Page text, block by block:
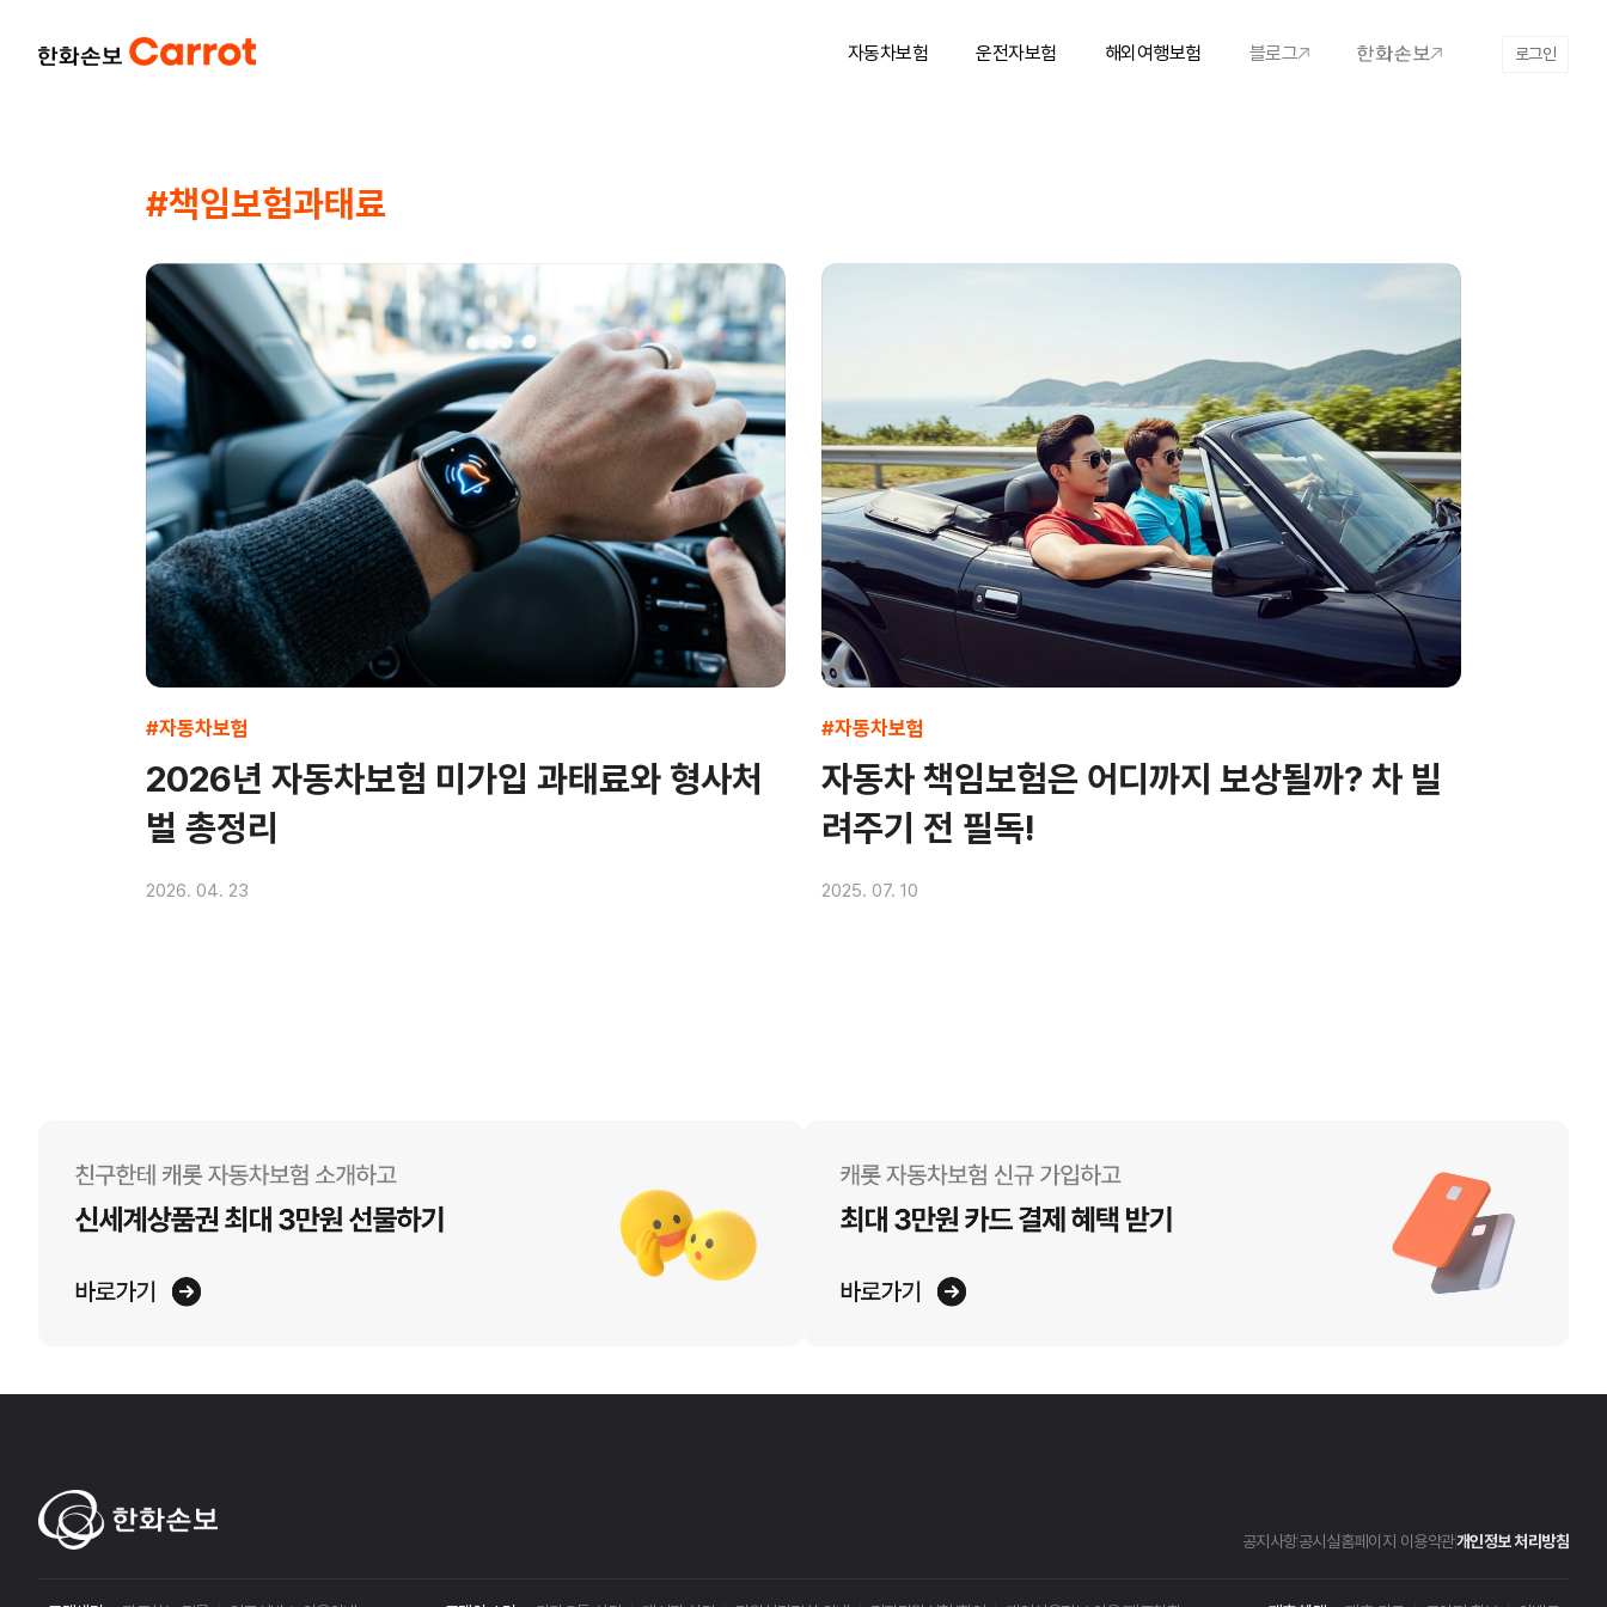
자동차보험 운전자보험 해외여행보험 블로그 로그인
#책임보험과태료
#자동차보험
2026년 자동차보험 미가입 과태료와 형사처
벌 총정리
2026. 04. 23
#자동차보험
자동차 책임보험은 어디까지 보상될까? 차 빌
려주기 전 필독!
2025. 07. 10
공지사항공시실홈페이지 이용약관개인정보 처리방침